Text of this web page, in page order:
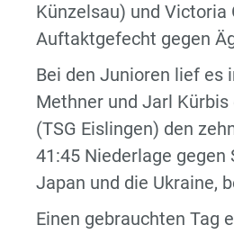
Künzelsau) und
Auftaktgefecht gegen
Bei den Junioren lief es
Methner und Jarl
(TSG Eislingen) den
41:45 Niederlage
Japan und die Ukraine,
Einen gebrauchten Tag